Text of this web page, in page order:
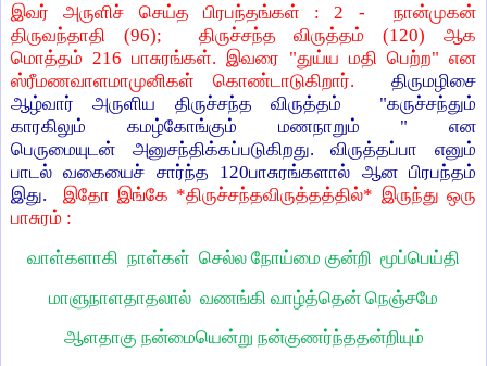
இவர் அருளிச் செய்த பிரபந்தங்கள் :
2 - நான்முகன்
திருவந்தாதி (96); திருச்சந்த விருத்தம் (120)ஆக
மொத்தம் 216 பாசுரங்கள். இவரை "துய்ய மதி பெற்ற" என
ஸ்ரீமணவாளமாமுனிகள் கொண்டாடுகிறார்.
திருமழிசை
ஆழ்வார் அருளிய திருச்சந்த விருத்தம் "கருச்சந்தும்
காரகிலும் கமழ்கோங்கும் மணநாறும் " என
பெருமையுடன் அனுசந்திக்கப்படுகிறது. விருத்தப்பா எனும்
பாடல் வகையைச் சார்ந்த 120பாசுரங்களால் ஆன பிரபந்தம்
இது. இதோ இங்கே *திருச்சந்தவிருத்தத்தில்* இருந்து ஒரு
பாசுரம் :
வாள்களாகி நாள்கள் செல்ல நோய்மை குன்றி மூப்பெய்தி
மாளுநாளதாதலால் வணங்கி வாழ்த்தென் நெஞ்சமே
ஆளதாகு நன்மையென்று நன்குணர்ந்ததன்றியும்